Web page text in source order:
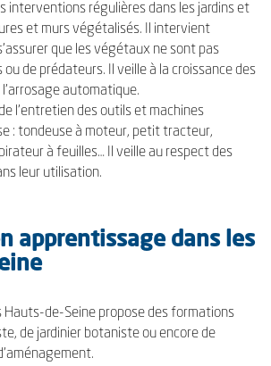
interventions régulières dans les jardins et
et murs végétalisés. Il intervient
que les végétaux ne sont pas
de prédateurs. Il veille à la croissance des
automatique.
l’entretien des outils et machines
: tondeuse à moteur, petit tracteur,
à feuilles… Il veille au respect des
leur utilisation.
apprentissage dans les
Hauts-de-Seine propose des formations
de jardinier botaniste ou encore de